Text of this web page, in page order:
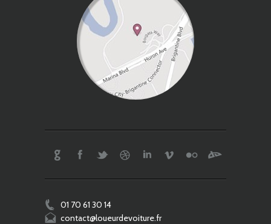
Vimeo FlickrDevianart
01 70 61 30 14
contact@loueurdevoiture.fr